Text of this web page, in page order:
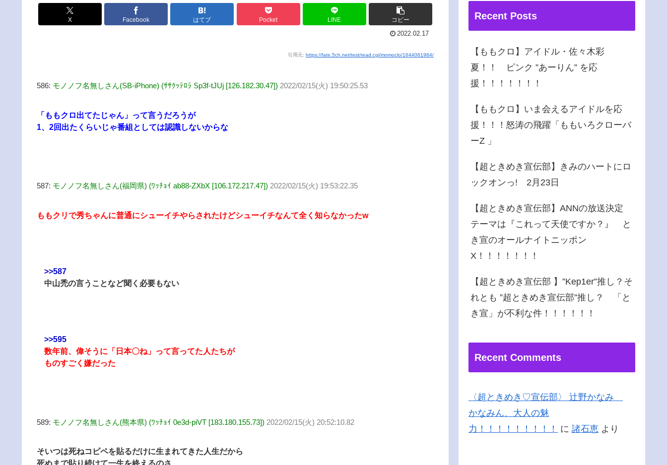
X Facebook はてブ Pocket LINE コピー
2022.02.17
引用元: https://fate.5ch.net/test/read.cgi/momoclo/1644061984/
586: モノノフ名無しさん(SB-iPhone) (ｻｻｸｯﾃﾛﾗ Sp3f-tJUj [126.182.30.47]) 2022/02/15(火) 19:50:25.53
「ももクロ出てたじゃん」って言うだろうが
1、2回出たくらいじゃ番組としては認識しないからな
587: モノノフ名無しさん(福岡県) (ﾜｯﾁｮｲ ab88-ZXbX [106.172.217.47]) 2022/02/15(火) 19:53:22.35
ももクリで秀ちゃんに普通にシューイチやらされたけどシューイチなんて全く知らなかったw
>>587
中山禿の言うことなど聞く必要もない
>>595
数年前、偉そうに「日本〇ね」って言ってた人たちが
ものすごく嫌だった
589: モノノフ名無しさん(熊本県) (ﾜｯﾁｮｲ 0e3d-piVT [183.180.155.73]) 2022/02/15(火) 20:52:10.82
そいつは死ねコピペを貼るだけに生まれてきた人生だから
Recent Posts
【ももクロ】アイドル・佐々木彩
夏！！ ピンク ”あーりん” を応
援！！！！！！！
【ももクロ】いま会えるアイドルを応
援！！！怒涛の飛躍「ももいろクローバ
ーZ 」
【超ときめき宣伝部】きみのハートにロ
ックオンっ! 2月23日
【超ときめき宣伝部】ANNの放送決定
テーマは『これって天使ですか？』 と
き宣のオールナイトニッポン
X！！！！！！！
【超ときめき宣伝部 】”Kep1er”推し？そ
れとも ”超ときめき宣伝部”推し？ 「と
き宣」が不利な件！！！！！！
Recent Comments
〈超ときめき♡宣伝部〉 辻野かなみ
かなみん、大人の魅
力！！！！！！！！！
に 諸石恵 より